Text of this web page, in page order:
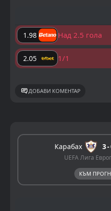
1.98 Над 2.5 гола
2.05 1/1
ДОБАВИ КОМЕНТАР
Карабах 3
UEFA Лига
КЪМ